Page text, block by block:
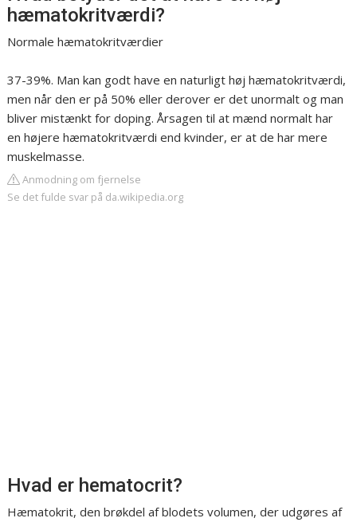
hæmatokritværdi?
Normale hæmatokritværdier
37-39%. Man kan godt have en naturligt høj hæmatokritværdi,
men når den er på 50% eller derover er det unormalt og man
bliver mistænkt for doping. Årsagen til at mænd normalt har
en højere hæmatokritværdi end kvinder, er at de har mere
muskelmasse.
Anmodning om fjernelse
Se det fulde svar på da.wikipedia.org
Hvad er hematocrit?
Hæmatokrit, den brøkdel af blodets volumen, der udgøres af